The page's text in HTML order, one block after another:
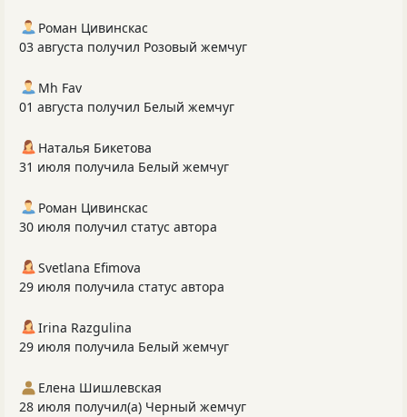
Роман Цивинскас
03 августа получил Розовый жемчуг
Mh Fav
01 августа получил Белый жемчуг
Наталья Бикетова
31 июля получила Белый жемчуг
Роман Цивинскас
30 июля получил статус автора
Svetlana Efimova
29 июля получила статус автора
Irina Razgulina
29 июля получила Белый жемчуг
Елена Шишлевская
28 июля получил(а) Черный жемчуг